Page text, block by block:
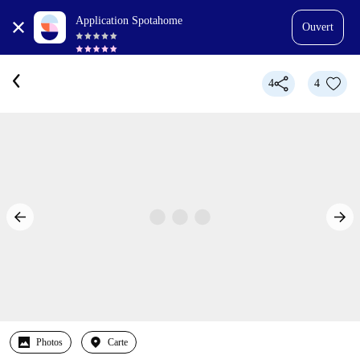
Application Spotahome
Ouvert
4 4
Photos Carte